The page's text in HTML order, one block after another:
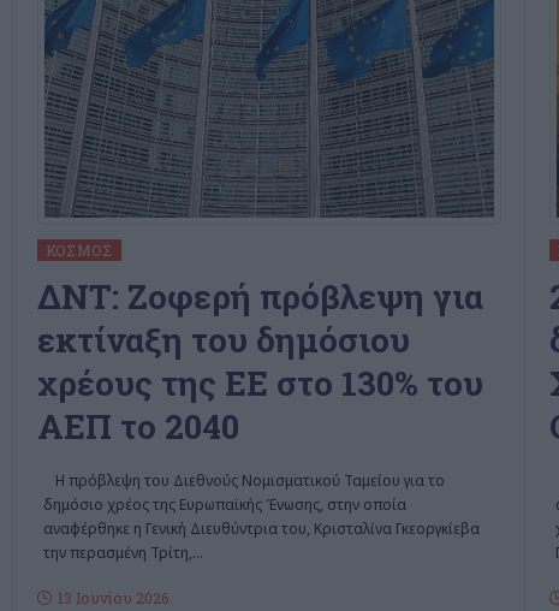
ΚΌΣΜΟΣ
ΔΝΤ: Ζοφερή πρόβλεψη για
εκτίναξη του δημόσιου
χρέους της ΕΕ στο 130% του
ΑΕΠ το 2040
Η πρόβλεψη του Διεθνούς Νομισματικού Ταμείου για το
δημόσιο χρέος της Ευρωπαϊκής Ένωσης, στην οποία
αναφέρθηκε η Γενική Διευθύντρια του, Κρισταλίνα Γκεοργκίεβα
την περασμένη Τρίτη,…
13 Ιουνίου 2026